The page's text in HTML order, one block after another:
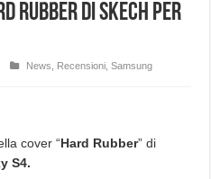
Rubber di SKECH per
News Recensioni ,Samsung
cover “Hard Rubber” di
S4.